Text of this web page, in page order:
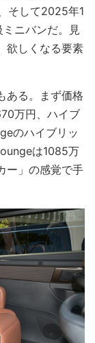
そして2025年1
ニバンだ。見
欲しくなる要素
ある。まず価格
万円、ハイブ
のハイブリッ
は1085万
ー」の感覚で手